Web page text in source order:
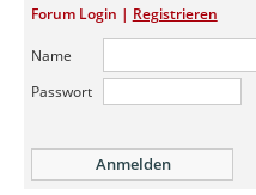
Forum
Forum Login | Registrieren
Name
Passwort